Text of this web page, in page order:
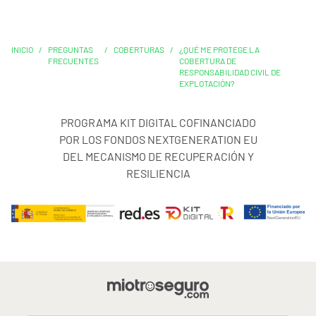
INICIO /
PREGUNTAS
FRECUENTES
/ COBERTURAS /
¿QUÉ ME PROTEGE LA
COBERTURA DE
RESPONSABILIDAD CIVIL DE
EXPLOTACIÓN?
PROGRAMA KIT DIGITAL COFINANCIADO
POR LOS FONDOS NEXTGENERATION EU
DEL MECANISMO DE RECUPERACIÓN Y
RESILIENCIA